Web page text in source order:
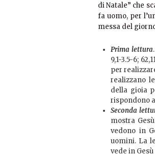
di Natale” che
fa uomo, per
messa del
Prima lettura
9,1-3.5-6;
per
realizzano
della gioia
rispondono
Seconda
mostra
vedono in
uomini. La
vede in